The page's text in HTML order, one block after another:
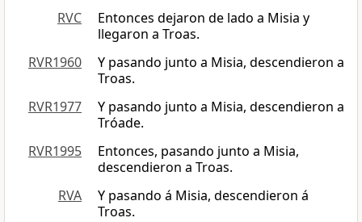
RVC
Entonces dejaron de lado a Misia y
llegaron a Troas.
RVR1960
Y pasando junto a Misia, descendieron a
Troas.
RVR1977
Y pasando junto a Misia, descendieron a
Tróade.
RVR1995
Entonces, pasando junto a Misia,
descendieron a Troas.
RVA
Y pasando á Misia, descendieron á
Troas.